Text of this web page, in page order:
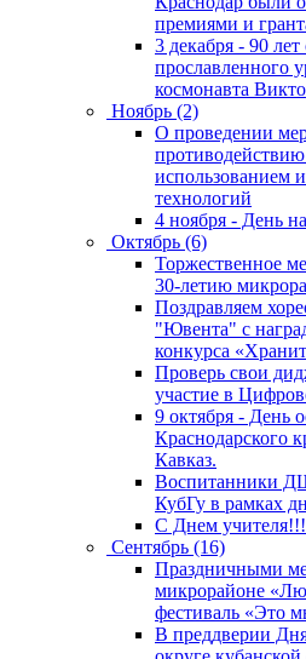
премиями и
3 декабря - 90
прославленного
космонавта
Ноябрь (2)
О проведении
использованием
технологий
4 ноября - День
Октябрь (6)
Торжественное
30-летию
Поздравляем
"Ювента" с
конкурса
Проверь свои
участие в
9 октября - День
Краснодарского
Кавказ.
Воспитанники
КубГу в рамках
С Днем
Сентябрь (16)
Праздничными
микрорайоне
фестиваль «Это
В преддверии